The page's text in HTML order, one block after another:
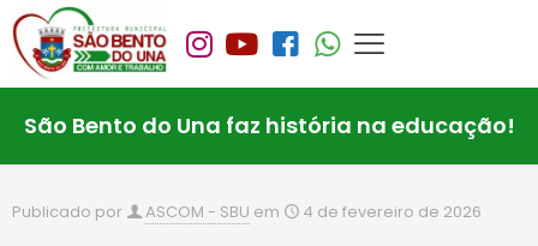
São Bento do Una faz história na educação!
Publicado por ASCOM - SBU em 4 de fevereiro de 2026